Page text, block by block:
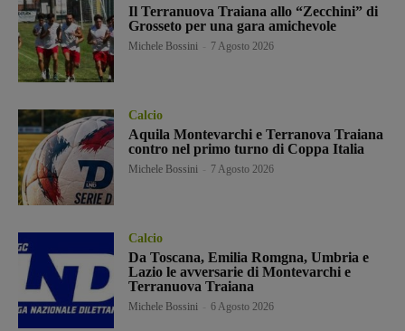
Il Terranuova Traiana allo “Zecchini” di
Grosseto per una gara amichevole
Michele Bossini 7 Agosto 2026
Calcio
Aquila Montevarchi e Terranova Traiana
contro nel primo turno di Coppa Italia
Michele Bossini 7 Agosto 2026
Calcio
Da Toscana, Emilia Romgna, Umbria e
Lazio le avversarie di Montevarchi e
Terranuova Traiana
Michele Bossini 6 Agosto 2026